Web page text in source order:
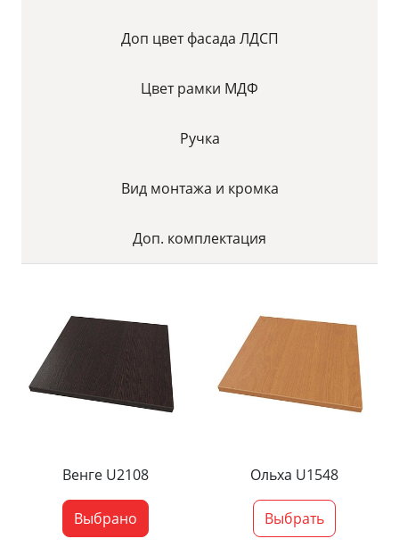
Доп цвет фасада ЛДСП
Цвет рамки МДФ
Ручка
Вид монтажа и кромка
Доп. комплектация
Венге U2108
Выбрано
Ольха U1548
Выбрать